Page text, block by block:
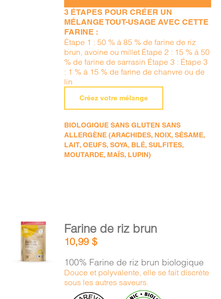
3 ÉTAPES POUR CRÉER UN
MÉLANGE TOUT-USAGE AVEC CETTE
FARINE :
Étape 1 : 50 % à 85 % de farine de riz
brun, avoine ou millet Étape 2 : 15 % à 50
% de farine de sarrasin Étape 3 : Étape 3
: 1 % à 15 % de farine de chanvre ou de
lin
Créez votre mélange
BIOLOGIQUE SANS GLUTEN SANS
ALLERGÈNE (ARACHIDES, NOIX, SÉSAME,
LAIT, OEUFS, SOYA, BLÉ, SULFITES,
MOUTARDE, MAÏS, LUPIN)
AJOUTER
AU
PANIER
/
Farine de riz brun
10,99$
100% Farine de riz brun biologique
Douce et polyvalente, elle se fait discrète
sous les autres saveurs.